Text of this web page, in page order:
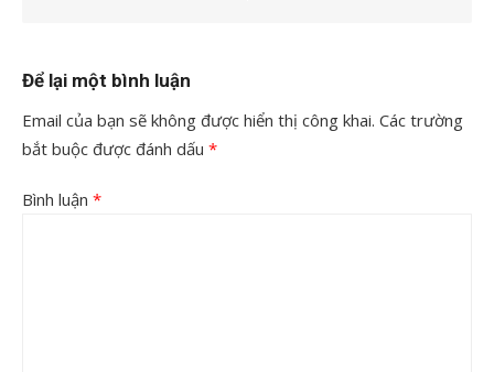
Để lại một bình luận
Email của bạn sẽ không được hiển thị công khai. Các trường
bắt buộc được đánh dấu *
Bình luận *